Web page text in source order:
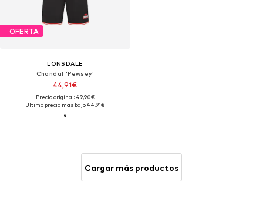
OFERTA
LONSDALE
Chándal 'Pewsey'
44,91€
Precio original: 49,90€
Último precio más bajo:44,91€
Cargar más productos